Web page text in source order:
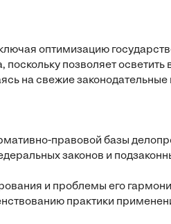
оптимизацию
позволяет осветить
на свежие
правовой базы
законов и
и проблемы его
практики